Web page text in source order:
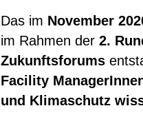
Das im November
im Rahmen der 2.
Zukunftsforums
Facility
und Klimaschutz